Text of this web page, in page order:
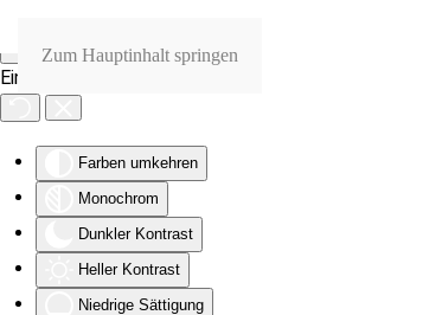
Eingabehilfen öffnen
Farben umkehren
Monochrom
Dunkler Kontrast
Heller Kontrast
Niedrige Sättigung
Zum Hauptinhalt springen